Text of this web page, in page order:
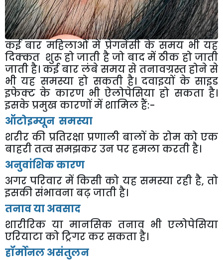
कई बार महिलाओं में प्रेगनेंसी के समय भी यह
दिक्कत शुरू हो जाती है जो बाद में ठीक हो जाती
जाती है। कई बार लंबे समय से तनावग्रस्त होने से
भी यह समस्या हो सकती है। दवाइयों के साइड
इफेक्ट के कारण भी ऐलोपेसिया हो सकता है।
इसके प्रमुख कारणों में शामिल हैं:-
ऑटोइम्यून समस्या
शरीर की प्रतिरक्षा प्रणाली बालों के रोम को एक
बाहरी तत्व समझकर उन पर हमला करती है।
अनुवांशिक कारण
अगर परिवार में किसी को यह समस्या रही है, तो
इसकी संभावना बढ़ जाती है।
तनाव या अवसाद
शारीरिक या मानसिक तनाव भी एलोपेसिया
एरियाटा को ट्रिगर कर सकता है।
हॉर्मोनल असंतुलन